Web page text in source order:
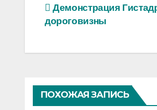
Навигация
по
записям
Демонстрация
дороговизны
ПОХОЖАЯ ЗАПИСЬ